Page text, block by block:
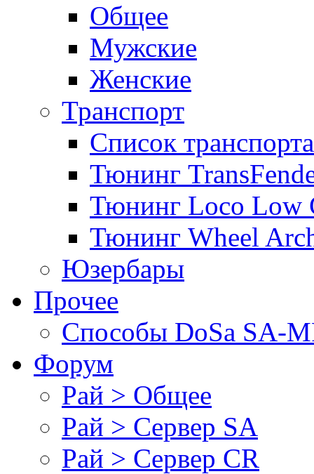
Общее
Мужские
Женские
Транспорт
Список транспорта
Тюнинг
Тюнинг Loco Low
Тюнинг Wheel
Юзербары
Прочее
Cпособы DoSа SA-
Форум
Рай > Общее
Рай > Сервер SA
Рай > Сервер CR